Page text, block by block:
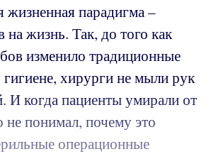
жизненная парадигма –
на жизнь. Так, до того как
изменило традиционные
гигиене, хирурги не мыли рук
И когда пациенты умирали от
понимал, почему это
операционные